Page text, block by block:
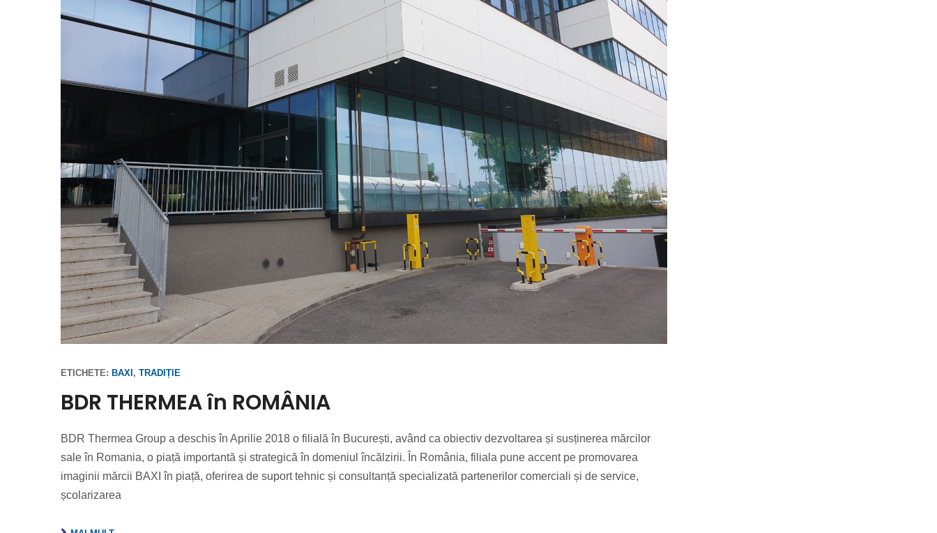
ETICHETE: BAXI , TRADIȚIE
BDR THERMEA în ROMÂNIA
BDR Thermea Group a deschis în Aprilie 2018 o filială în București, având ca obiectiv dezvoltarea și susținerea mărcilor
sale în Romania, o piață importantă și strategică în domeniul încălzirii. În România, filiala pune accent pe promovarea
imaginii mărcii BAXI în piață, oferirea de suport tehnic și consultanță specializată partenerilor comerciali și de service,
școlarizarea